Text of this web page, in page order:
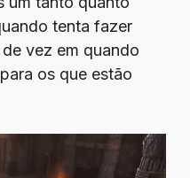
tenta fazer
vez em quando
os que estão